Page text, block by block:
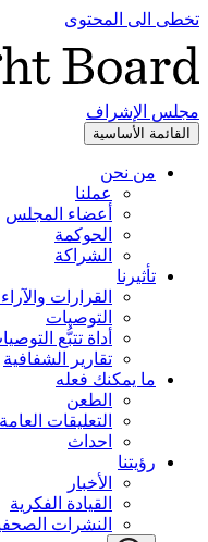
تخطى الى المحتوى
مجلس الإشراف
القائمة الأساسية
من نحن
عملنا
أعضاء المجلس
الحوكمة
الشراكة
تأثيرنا
القرارات
التوصيات
أداة تتبُّع
تقارير الشفافية
ما يمكنك فعله
الطعن
التعليقات العامة
احداث
رؤيتنا
الأخبار
القيادة الفكرية
النشرات